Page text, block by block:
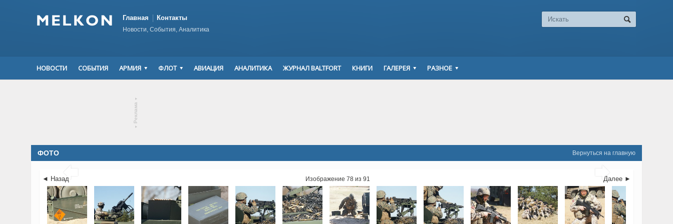
Главная Контакты
Новости, События, Аналитика
НОВОСТИ СОБЫТИЯ АРМИЯ ФЛОТ АВИАЦИЯ АНАЛИТИКА ЖУРНАЛ BALTFORT КНИГИ ГАЛЕРЕЯ РАЗНОЕ
▾
Реклама
▾
Вернуться на главную
ФОТО
 
◄ Назад Далее ►
Изображение 78 из 91